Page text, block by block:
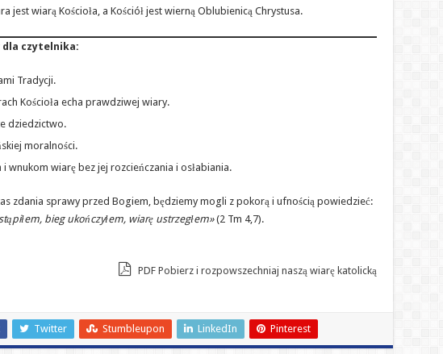
jest wiarą Kościoła, a Kościół jest wierną Oblubienicą Chrystusa.
dla czytelnika:
Tradycji.
Kościoła echa prawdziwej wiary.
dziedzictwo.
moralności.
wnukom wiarę bez jej rozcieńczania i osłabiania.
zdania sprawy przed Bogiem, będziemy mogli z pokorą i ufnością powiedzieć:
bieg ukończyłem, wiarę ustrzegłem»(2 Tm 4,7).
PDF Pobierz i rozpowszechniaj naszą wiarę katolicką
Twitter Stumbleupon LinkedIn Pinterest